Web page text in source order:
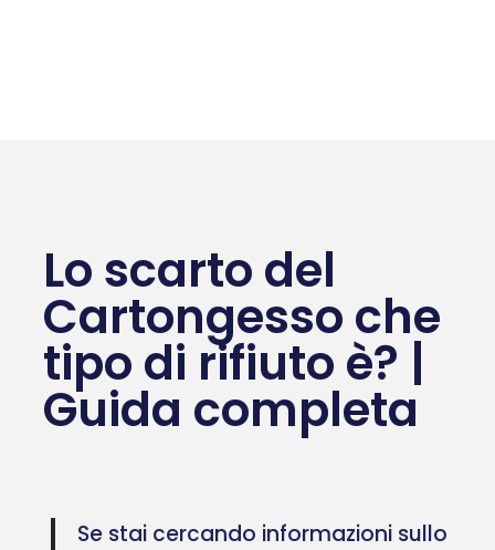
Lo scarto del
Cartongesso che
tipo di rifiuto è? |
Guida completa
Se stai cercando informazioni sullo